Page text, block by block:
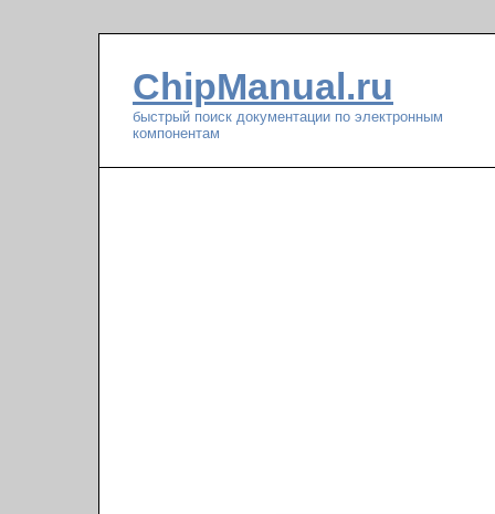
ChipManual.ru
быстрый поиск документации по электронным
компонентам